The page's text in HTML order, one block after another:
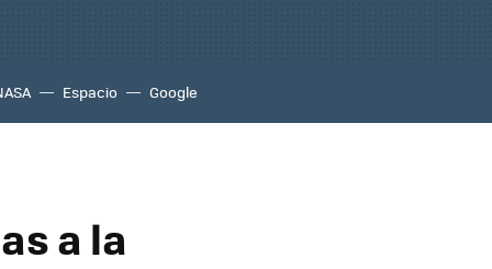
Espacio Google
a la